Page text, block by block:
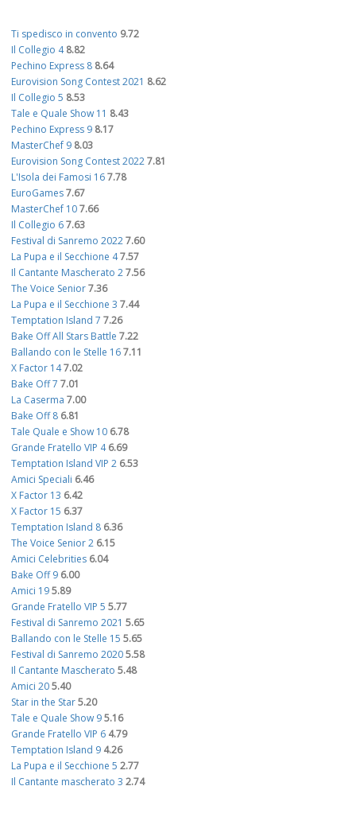
Ti spedisco in convento 9.72
Il Collegio 4 8.82
Pechino Express 8 8.64
Eurovision Song Contest 2021 8.62
Il Collegio 5 8.53
Tale e Quale Show 11 8.43
Pechino Express 9 8.17
MasterChef 9 8.03
Eurovision Song Contest 20227.81
L'Isola dei Famosi 167.78
EuroGames7.67
MasterChef 107.66
Il Collegio 67.63
Festival di Sanremo 20227.60
La Pupa e il Secchione 47.57
Il Cantante Mascherato 27.56
The Voice Senior7.36
La Pupa e il Secchione 3 7.44
Temptation Island 7 7.26
Bake Off All Stars Battle 7.22
Ballando con le Stelle 167.11
X Factor 147.02
Bake Off 7 7.01
La Caserma 7.00
Bake Off 8 6.81
Tale Quale e Show 10 6.78
Grande Fratello VIP 4 6.69
Temptation Island VIP 2 6.53
Amici Speciali 6.46
X Factor 13 6.42
X Factor 15 6.37
Temptation Island 8 6.36
The Voice Senior 2 6.15
Amici Celebrities 6.04
Bake Off 9 6.00
Amici 195.89
Grande Fratello VIP 5 5.77
Festival di Sanremo 2021 5.65
Ballando con le Stelle 15 5.65
Festival di Sanremo 20205.58
Il Cantante Mascherato 5.48
Amici 205.40
Star in the Star5.20
Tale e Quale Show 95.16
Grande Fratello VIP 6 4.79
Temptation Island 9 4.26
La Pupa e il Secchione 5 2.77
Il Cantante mascherato 3 2.74